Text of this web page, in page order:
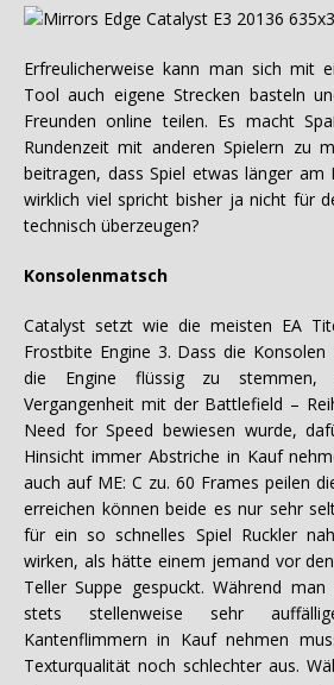
Erfreulicherweise kann man sich mit
Tool auch eigene Strecken basteln
Freunden online teilen. Es macht
Rundenzeit mit anderen Spielern zu
beitragen, dass Spiel etwas länger am
wirklich viel spricht bisher ja nicht für
technisch überzeugen?
Konsolenmatsch
Catalyst setzt wie die meisten EA
Frostbite Engine 3. Dass die
die Engine flüssig zu
Vergangenheit mit der Battlefield –
Need for Speed bewiesen wurde,
Hinsicht immer Abstriche in Kauf
auch auf ME: C zu. 60 Frames peilen
erreichen können beide es nur sehr
für ein so schnelles Spiel Ruckler
wirken, als hätte einem jemand vor
Teller Suppe gespuckt. Während man
stets stellenweise sehr
Kantenflimmern in Kauf nehmen
Texturqualität noch schlechter aus.